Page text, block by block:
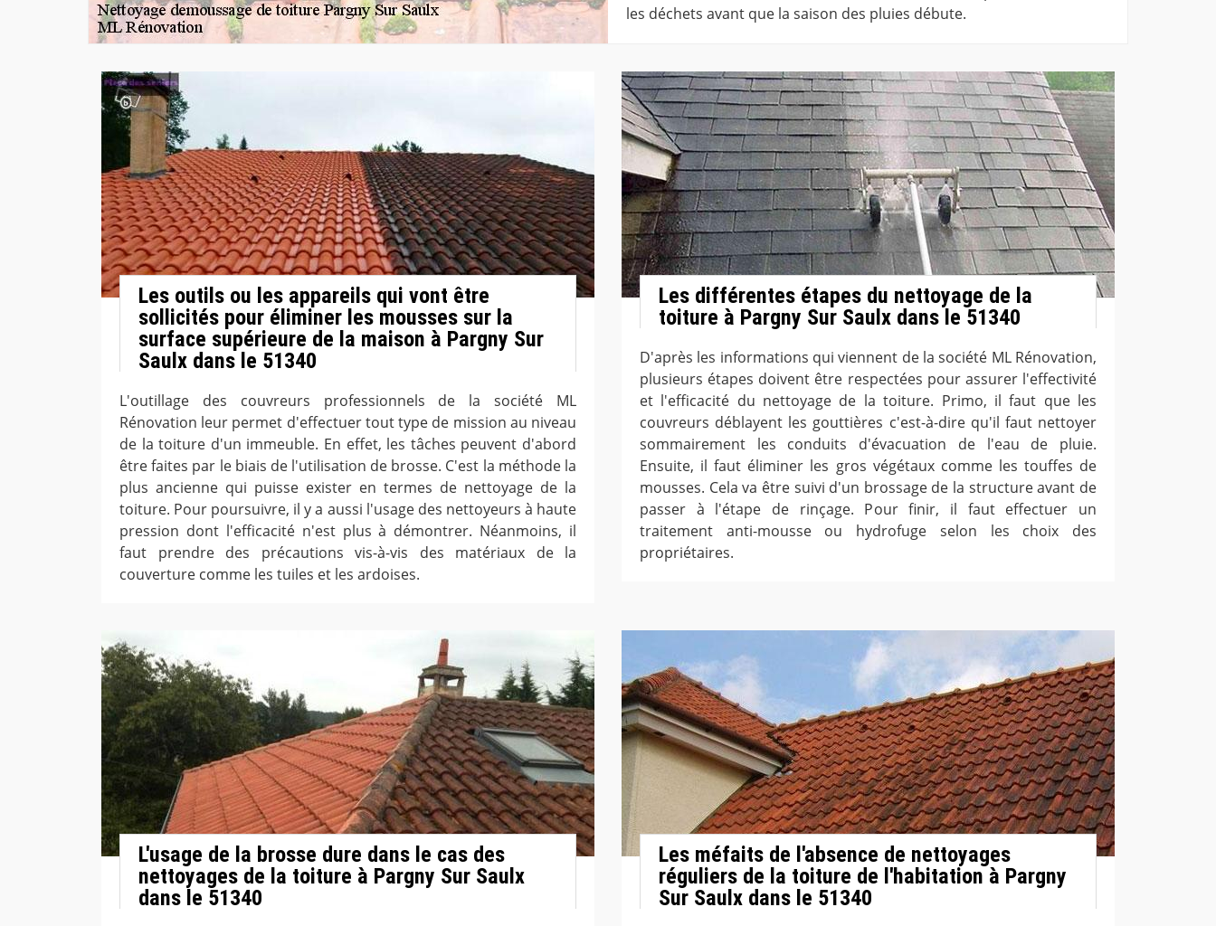
les déchets avant que la saison des pluies débute.
Les outils ou les appareils qui vont être
sollicités pour éliminer les mousses sur la
surface supérieure de la maison à Pargny Sur
Saulx dans le 51340
L'outillage des couvreurs professionnels de la société ML
Rénovation leur permet d'effectuer tout type de mission au niveau
de la toiture d'un immeuble. En effet, les tâches peuvent d'abord
être faites par le biais de l'utilisation de brosse. C'est la méthode la
plus ancienne qui puisse exister en termes de nettoyage de la
toiture. Pour poursuivre, il y a aussi l'usage des nettoyeurs à haute
pression dont l'efficacité n'est plus à démontrer. Néanmoins, il
faut prendre des précautions vis-à-vis des matériaux de la
couverture comme les tuiles et les ardoises.
Les différentes étapes du nettoyage de la
toiture à Pargny Sur Saulx dans le 51340
D'après les informations qui viennent de la société ML Rénovation,
plusieurs étapes doivent être respectées pour assurer l'effectivité
et l'efficacité du nettoyage de la toiture. Primo, il faut que les
couvreurs déblayent les gouttières c'est-à-dire qu'il faut nettoyer
sommairement les conduits d'évacuation de l'eau de pluie.
Ensuite, il faut éliminer les gros végétaux comme les touffes de
mousses. Cela va être suivi d'un brossage de la structure avant de
passer à l'étape de rinçage. Pour finir, il faut effectuer un
traitement anti-mousse ou hydrofuge selon les choix des
propriétaires.
L'usage de la brosse dure dans le cas des
nettoyages de la toiture à Pargny Sur Saulx
dans le 51340
Les méfaits de l'absence de nettoyages
réguliers de la toiture de l'habitation à Pargny
Sur Saulx dans le 51340